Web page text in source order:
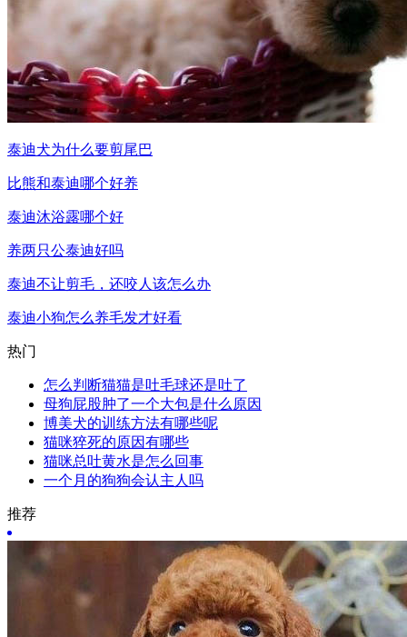
泰迪犬为什么要剪尾巴
比熊和泰迪哪个好养
泰迪沐浴露哪个好
养两只公泰迪好吗
泰迪不让剪毛，还咬人该怎么办
泰迪小狗怎么养毛发才好看
热门
怎么判断猫猫是吐毛球还是吐了
母狗屁股肿了一个大包是什么原因
博美犬的训练方法有哪些呢
猫咪猝死的原因有哪些
猫咪总吐黄水是怎么回事
一个月的狗狗会认主人吗
推荐